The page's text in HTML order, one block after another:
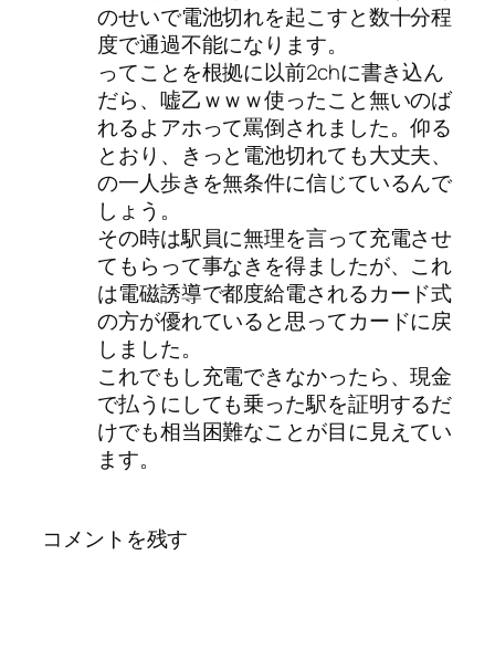
のせいで電池切れを起こすと数十分程
度で通過不能になります。
ってことを根拠に以前2chに書き込ん
だら、嘘乙ｗｗｗ使ったこと無いのば
れるよアホって罵倒されました。仰る
とおり、きっと電池切れても大丈夫、
の一人歩きを無条件に信じているんで
しょう。
その時は駅員に無理を言って充電させ
てもらって事なきを得ましたが、これ
は電磁誘導で都度給電されるカード式
の方が優れていると思ってカードに戻
しました。
これでもし充電できなかったら、現金
で払うにしても乗った駅を証明するだ
けでも相当困難なことが目に見えてい
ます。
コメントを残す